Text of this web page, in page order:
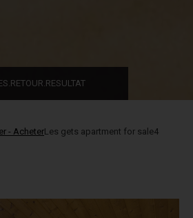
- AcheterLes gets apartment for sale4